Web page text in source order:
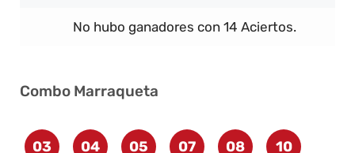
No hubo ganadores con 14 Aciertos.
Combo Marraqueta
03 04 05 07 08 10